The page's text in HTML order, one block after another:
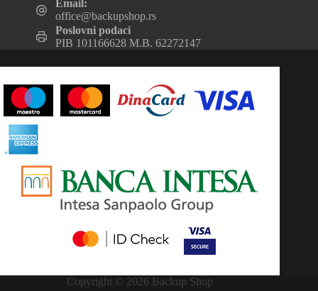
Email:
office@backupshop.rs
Poslovni podaci
PIB 101166628 M.B. 62272147
Copyright © 2026 Backup Shop